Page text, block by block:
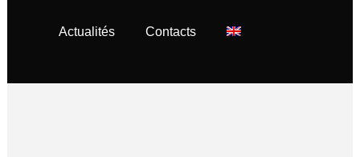
Actualités Contacts